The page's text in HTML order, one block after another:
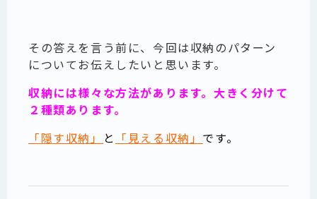
その答えを言う前に、今回は収納のパターン
についてお伝えしたいと思います。
収納には様々な方法があります。大きく分けて
２種類あります。
「隠す収納」
と 「見える収納」 です。